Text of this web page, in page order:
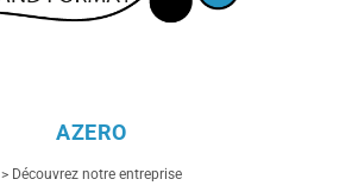
AZERO
> Découvrez notre entreprise